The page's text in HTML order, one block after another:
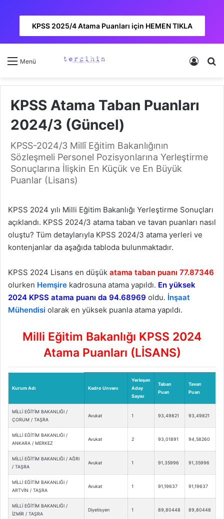
KPSS 2025/4 Atama Puanları için HEMEN TIKLA
Menü Kayıt
KPSS Atama Taban Puanları
2024/3 (Güncel)
KPSS-2024/3 Millî Eğitim Bakanlığının
Sözleşmeli Personel Pozisyonlarına Yerleştirme
Sonuçlarına İlişkin En Küçük ve En Büyük
Puanlar (Lisans)
KPSS 2024 yılı Milli Eğitim Bakanlığı Yerleştirme Sonuçları
açıklandı. KPSS 2024/3 atama taban ve tavan puanları nasıl
oluştu? Tüm detaylarıyla KPSS 2024/3 atama yerleri ve
kontenjanlar da aşağıda tabloda bulunmaktadır.
KPSS 2024 Lisans en düşük atama taban puanı 77.87346
olurken Hemşire kadrosuna atama yapıldı. En yüksek
2024 KPSS atama puanı da 94.68969 oldu. İnşaat
Mühendisi olarak en yüksek puanla atama yapıldı.
Milli Eğitim Bakanlığı KPSS 2024
Atama Puanları (LİSANS)
Kurum Adı Kadro Unvanı
Yerleşen
Aday
Sayısı
Taban
Puan
Tavan
Puan
MİLLİ EĞİTİM BAKANLIĞI /
ÇORUM / TAŞRA
Avukat 1 93,49821 93,49821
MİLLİ EĞİTİM BAKANLIĞI /
ANKARA / MERKEZ
Avukat 2 93,01891 94,58260
MİLLİ EĞİTİM BAKANLIĞI / AĞRI
/ TAŞRA
Avukat 1 91,35996 91,35996
MİLLİ EĞİTİM BAKANLIĞI /
ARTVİN / TAŞRA
Avukat 1 91,19637 91,19637
MİLLİ EĞİTİM BAKANLIĞI /
İZMİR / TAŞRA
Diyetisyen 1 89,80448 89,80448